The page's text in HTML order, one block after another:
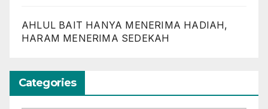
AHLUL BAIT HANYA MENERIMA HADIAH,
HARAM MENERIMA SEDEKAH
Categories